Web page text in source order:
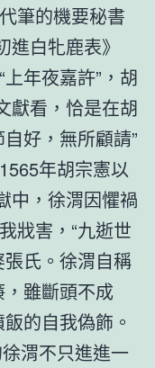
筆的機要秘書
進白牝鹿表》
年夜嘉許”，胡
獻看，恰是在胡
好，無所顧請”
年胡宗憲以
中，徐渭因懼禍
戕害，“九逝世
氏。徐渭自稱
雖斷頭不成
的自我偽飾。
渭不只進進一